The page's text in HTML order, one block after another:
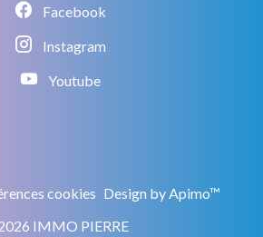
Facebook
Instagram
Youtube
cookies Design byApimo™
IMMO PIERRE